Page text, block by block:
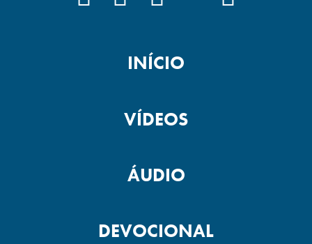
INÍCIO
VÍDEOS
ÁUDIO
DEVOCIONAL